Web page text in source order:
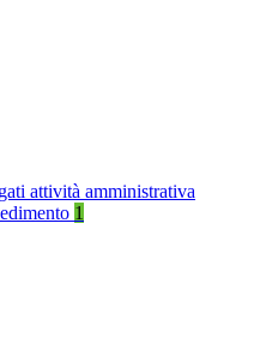
attività amministrativa
1